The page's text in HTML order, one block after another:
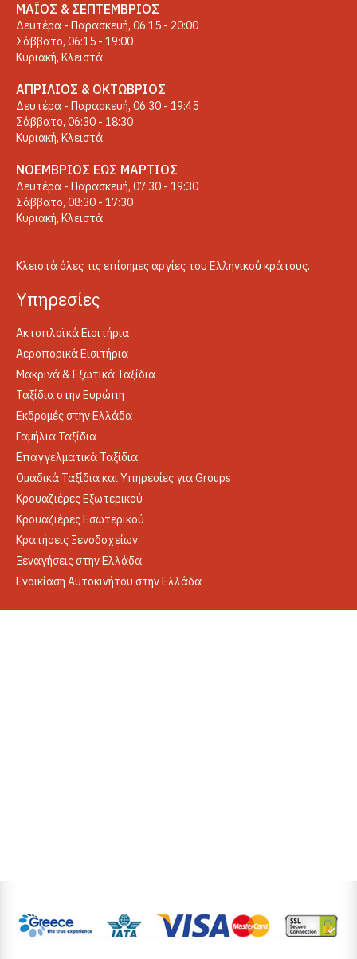
ΜΆΙΟΣ & ΣΕΠΤΈΜΒΡΙΟΣ
Δευτέρα - Παρασκευή, 06:15 - 20:00
Σάββατο, 06:15 - 19:00
Κυριακή, Κλειστά
ΑΠΡΊΛΙΟΣ & ΟΚΤΏΒΡΙΟΣ
Δευτέρα - Παρασκευή, 06:30 - 19:45
Σάββατο, 06:30 - 18:30
Κυριακή, Κλειστά
ΝΟΈΜΒΡΙΟΣ ΈΩΣ ΜΆΡΤΙΟΣ
Δευτέρα - Παρασκευή, 07:30 - 19:30
Σάββατο, 08:30 - 17:30
Κυριακή, Κλειστά
Κλειστά όλες τις επίσημες αργίες του Ελληνικού κράτους.
Yπηρεσίες
Ακτοπλοϊκά Εισιτήρια
Αεροπορικά Εισιτήρια
Μακρινά & Εξωτικά Ταξίδια
Ταξίδια στην Ευρώπη
Εκδρομές στην Ελλάδα
Γαμήλια Ταξίδια
Επαγγελματικά Ταξίδια
Ομαδικά Ταξίδια και Υπηρεσίες για Groups
Κρουαζιέρες Εξωτερικού
Κρουαζιέρες Εσωτερικού
Κρατήσεις Ξενοδοχείων
Ξεναγήσεις στην Ελλάδα
Ενοικίαση Αυτοκινήτου στην Ελλάδα